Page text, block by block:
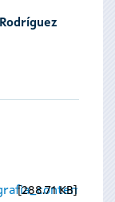
288.71 KB